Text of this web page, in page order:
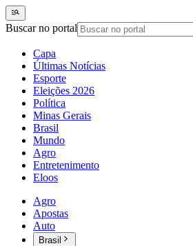
Buscar no portal
Capa
Últimas Notícias
Esporte
Eleições 2026
Política
Minas Gerais
Brasil
Mundo
Agro
Entretenimento
Eloos
Agro
Apostas
Auto
Brasil